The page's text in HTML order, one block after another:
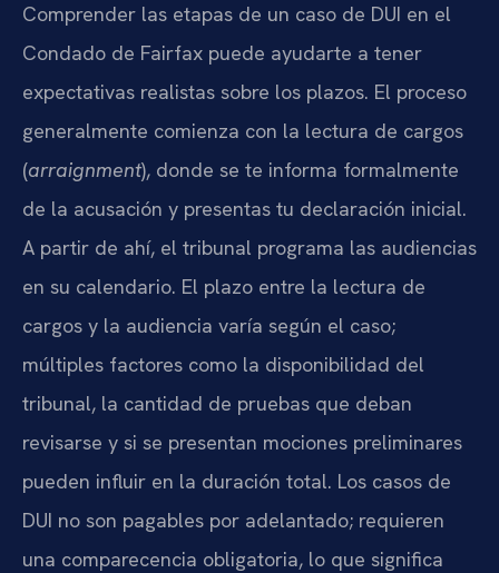
Comprender las etapas de un caso de DUI en el
Condado de Fairfax puede ayudarte a tener
expectativas realistas sobre los plazos. El proceso
generalmente comienza con la lectura de cargos
(arraignment), donde se te informa formalmente
de la acusación y presentas tu declaración inicial.
A partir de ahí, el tribunal programa las audiencias
en su calendario. El plazo entre la lectura de
cargos y la audiencia varía según el caso;
múltiples factores como la disponibilidad del
tribunal, la cantidad de pruebas que deban
revisarse y si se presentan mociones preliminares
pueden influir en la duración total. Los casos de
DUI no son pagables por adelantado; requieren
una comparecencia obligatoria, lo que significa